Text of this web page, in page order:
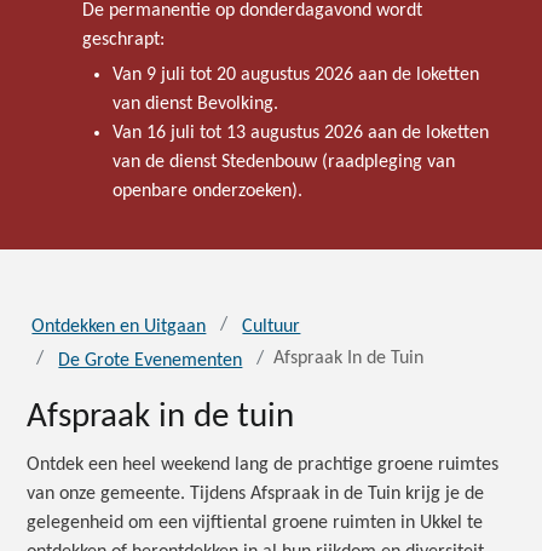
De permanentie op donderdagavond wordt
geschrapt:
Van 9 juli tot 20 augustus 2026 aan de loketten
van dienst Bevolking.
Van 16 juli tot 13 augustus 2026 aan de loketten
van de dienst Stedenbouw (raadpleging van
openbare onderzoeken).
Ontdekken en Uitgaan
Cultuur
De Grote Evenementen
Afspraak In de Tuin
Afspraak in de tuin
Ontdek een heel weekend lang de prachtige groene ruimtes
van onze gemeente. Tijdens Afspraak in de Tuin krijg je de
gelegenheid om een vijftiental groene ruimten in Ukkel te